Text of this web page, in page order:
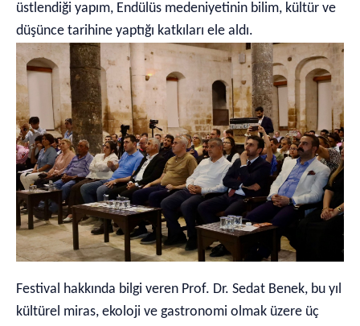
üstlendiği yapım, Endülüs medeniyetinin bilim, kültür ve
düşünce tarihine yaptığı katkıları ele aldı.
Festival hakkında bilgi veren Prof. Dr. Sedat Benek, bu yıl
kültürel miras, ekoloji ve gastronomi olmak üzere üç